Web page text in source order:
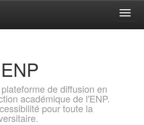
de diffusion en
académique de l'ENP.
pour toute la